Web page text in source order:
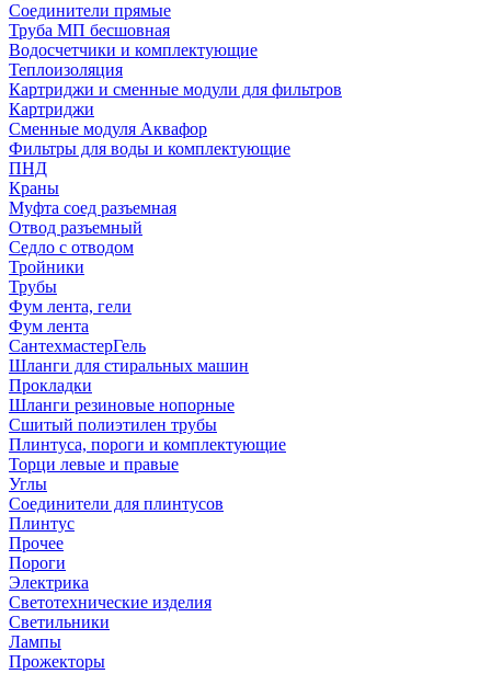
Соединители прямые
Труба МП бесшовная
Водосчетчики и комплектующие
Теплоизоляция
Картриджи и сменные модули для фильтров
Картриджи
Сменные модуля Аквафор
Фильтры для воды и комплектующие
ПНД
Краны
Муфта соед разъемная
Отвод разъемный
Седло с отводом
Тройники
Трубы
Фум лента, гели
Фум лента
СантехмастерГель
Шланги для стиральных машин
Прокладки
Шланги резиновые нопорные
Сшитый полиэтилен трубы
Плинтуса, пороги и комплектующие
Торци левые и правые
Углы
Соединители для плинтусов
Плинтус
Прочее
Пороги
Электрика
Светотехнические изделия
Светильники
Лампы
Прожекторы